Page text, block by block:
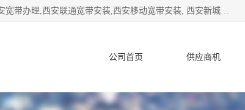
公司主要经营西安电信宽带安装,西安光纤专线安装,西安宽带安装,西安宽带办理,西安联通宽带安装,西安移动宽带安装, 西安新城赛派通讯商行从事西安地区的联通，移动，电信宽带安装，光纤专线安装，宽带办理等业务
公司首页 供应商机